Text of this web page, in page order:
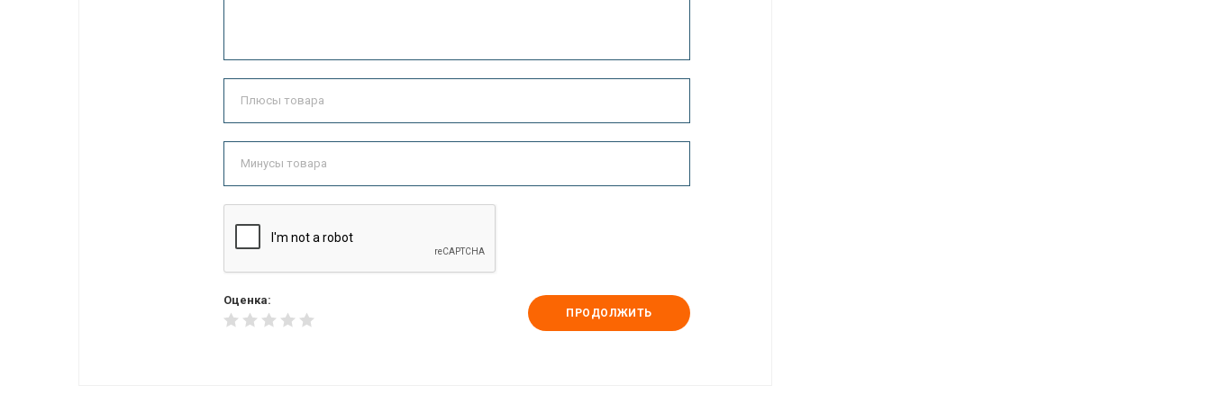
Оценка:
ПРОДОЛЖИТЬ